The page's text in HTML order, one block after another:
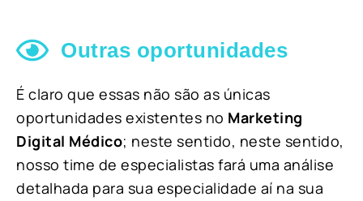
Outras oportunidades
É claro que essas não são as únicas
oportunidades existentes no Marketing
Digital Médico; neste sentido, neste sentido,
nosso time de especialistas fará uma análise
detalhada para sua especialidade aí na sua